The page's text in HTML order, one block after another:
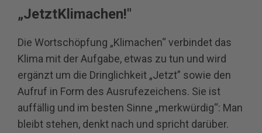
„JetztKlimachen!"
Die Wortschöpfung „Klimachen“ verbindet das
Klima mit der Aufgabe, etwas zu tun und wird
ergänzt um die Dringlichkeit „Jetzt” sowie den
Aufruf in Form des Ausrufezeichens. Sie ist
auffällig und im besten Sinne „merkwürdig“: Man
bleibt stehen, denkt nach und spricht darüber.